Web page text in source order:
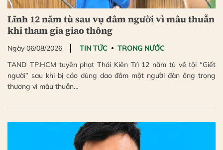
Lĩnh 12 năm tù sau vụ đâm người vì mâu thuẫn
khi tham gia giao thông
Ngày 06/08/2026 TIN TỨC
TRONG NƯỚC
TAND TP.HCM tuyên phạt Thái Kiên Trì 12 năm tù về tội “Giết
người” sau khi bị cáo dùng dao đâm một người đàn ông trọng
thương vì mâu thuẫn…